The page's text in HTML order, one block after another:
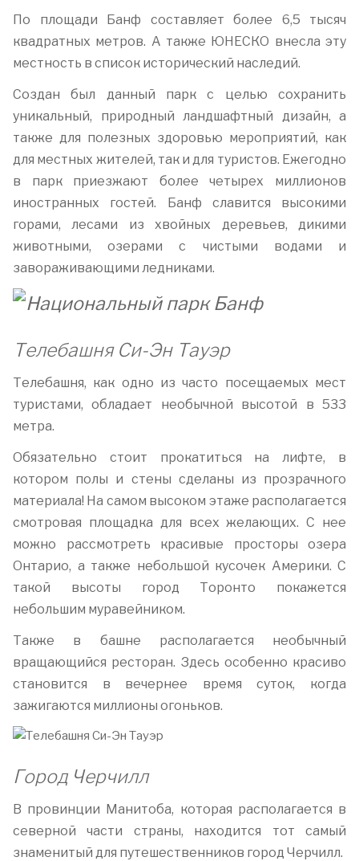
По площади Банф составляет более 6,5 тысяч
квадратных метров. А также ЮНЕСКО внесла эту
местность в список исторический наследий.
Создан был данный парк с целью сохранить
уникальный, природный ландшафтный дизайн, а
также для полезных здоровью мероприятий, как
для местных жителей, так и для туристов. Ежегодно
в парк приезжают более четырех миллионов
иностранных гостей. Банф славится высокими
горами, лесами из хвойных деревьев, дикими
животными, озерами с чистыми водами и
завораживающими ледниками.
Телебашня Си-Эн Тауэр
Телебашня, как одно из часто посещаемых мест
туристами, обладает необычной высотой в 533
метра.
Обязательно стоит прокатиться на лифте, в
котором полы и стены сделаны из прозрачного
материала! На самом высоком этаже располагается
смотровая площадка для всех желающих. С нее
можно рассмотреть красивые просторы озера
Онтарио, а также небольшой кусочек Америки. С
такой высоты город Торонто покажется
небольшим муравейником.
Также в башне располагается необычный
вращающийся ресторан. Здесь особенно красиво
становится в вечернее время суток, когда
зажигаются миллионы огоньков.
Город Черчилл
В провинции Манитоба, которая располагается в
северной части страны, находится тот самый
знаменитый для путешественников город Черчилл.